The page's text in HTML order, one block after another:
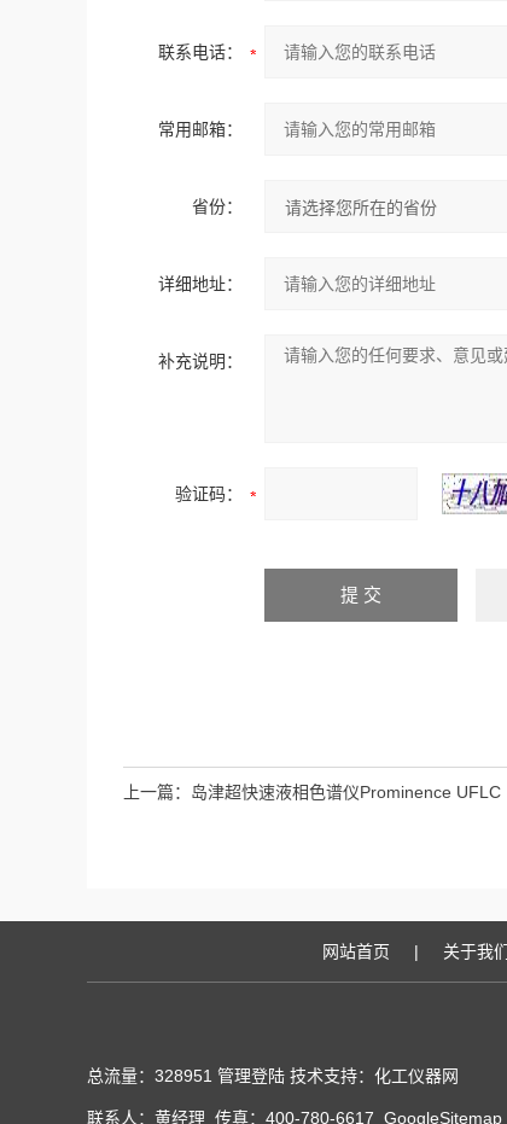
联系电话：
常用邮箱：
省份：
详细地址：
补充说明：
验证码：
上一篇： 岛津超快速液相色谱仪Prominence UFLC
网站首页 | 关于我们
总流量：328951 管理登陆 技术支持：化工仪器网
联系人：黄经理 传真：400-780-6617 GoogleSitemap